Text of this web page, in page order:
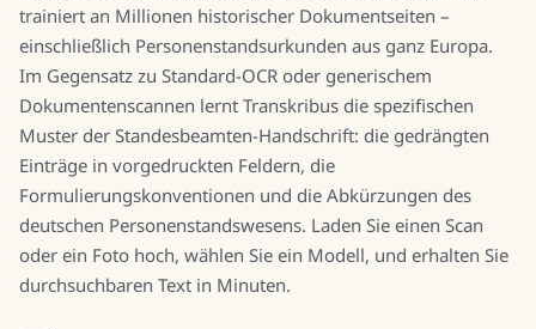
trainiert an Millionen historischer Dokumentseiten –
einschließlich Personenstandsurkunden aus ganz Europa.
Im Gegensatz zu Standard-OCR oder generischem
Dokumentenscannen lernt Transkribus die spezifischen
Muster der Standesbeamten-Handschrift: die gedrängten
Einträge in vorgedruckten Feldern, die
Formulierungskonventionen und die Abkürzungen des
deutschen Personenstandswesens. Laden Sie einen Scan
oder ein Foto hoch, wählen Sie ein Modell, und erhalten Sie
durchsuchbaren Text in Minuten.